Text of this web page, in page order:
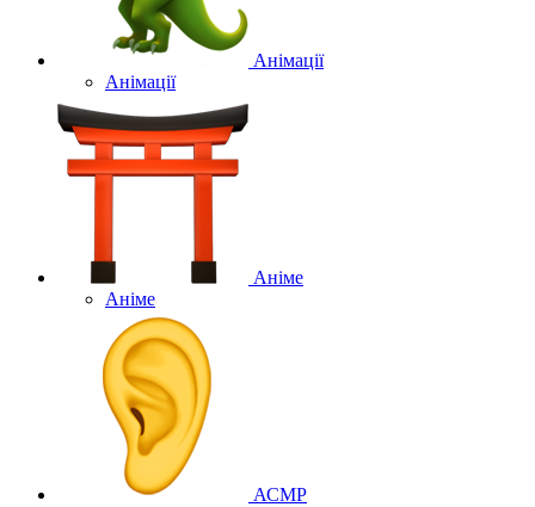
Анімації
Анімації
Аніме
Аніме
АСМР